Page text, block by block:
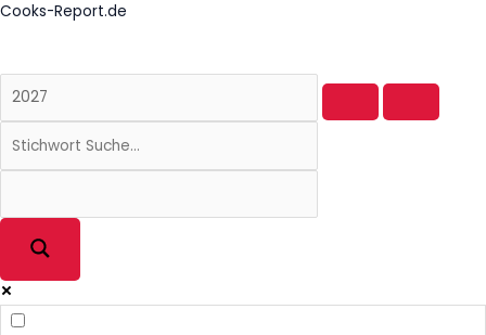
Zum
Cooks-Report.de